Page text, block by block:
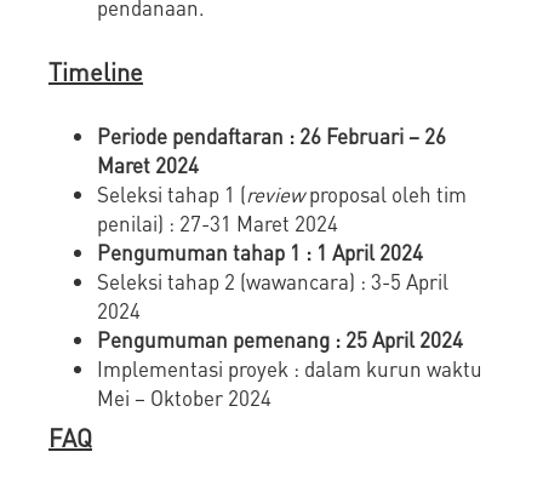
pendanaan.
Timeline
Periode pendaftaran : 26 Februari – 26
Maret 2024
Seleksi tahap 1 (reviewproposal oleh tim
penilai) : 27-31 Maret 2024
Pengumuman tahap 1 : 1 April 2024
Seleksi tahap 2 (wawancara) : 3-5 April
2024
Pengumuman pemenang : 25 April 2024
Implementasi proyek : dalam kurun waktu
Mei – Oktober 2024
FAQ